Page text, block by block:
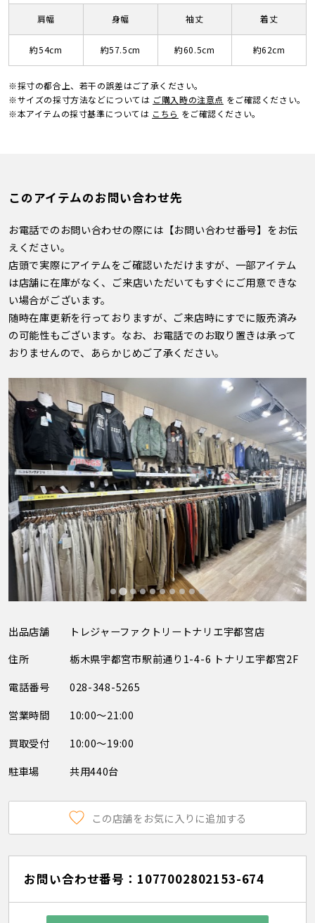
肩幅
約54cm
身幅
約57.5cm
袖丈
約60.5cm
着丈
約62cm
※採寸の都合上、若干の誤差はご了承ください。
※サイズの採寸方法などについては ご購入時の注意点 をご確認ください。
※本アイテムの採寸基準については こちら をご確認ください。
このアイテムのお問い合わせ先
お電話でのお問い合わせの際には【お問い合わせ番号】をお伝
えください。
店頭で実際にアイテムをご確認いただけますが、一部アイテム
は店舗に在庫がなく、ご来店いただいてもすぐにご用意できな
い場合がございます。
随時在庫更新を行っておりますが、ご来店時にすでに販売済み
の可能性もございます。なお、お電話でのお取り置きは承って
おりませんので、あらかじめご了承ください。
出品店舗
トレジャーファクトリートナリエ宇都宮店
住所
栃木県宇都宮市駅前通り1-4-6 トナリエ宇都宮2F
電話番号
028-348-5265
営業時間
10:00～21:00
買取受付
10:00～19:00
駐車場
共用440台
この店舗をお気に入りに追加する
お問い合わせ番号：1077002802153-674